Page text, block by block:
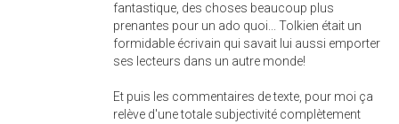
fantastique, des choses beaucoup plus
prenantes pour un ado quoi... Tolkien était un
formidable écrivain qui savait lui aussi emporter
ses lecteurs dans un autre monde!
Et puis les commentaires de texte, pour moi ça
relève d'une totale subjectivité complètement